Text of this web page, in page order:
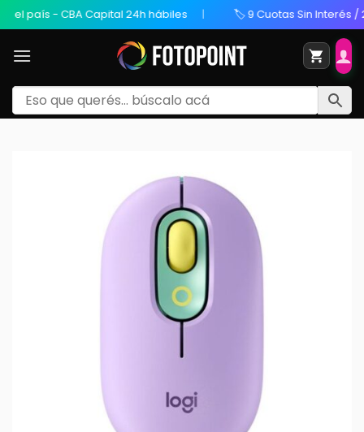
- CBA Capital 24h hábiles 🏷️ 9 Cuotas Sin Interés / 20%